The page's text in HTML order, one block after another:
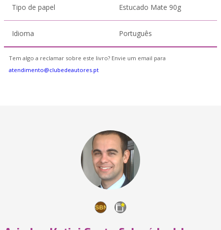
Tipo de papel Estucado Mate 90g
Idioma Português
Tem algo a reclamar sobre este livro? Envie um email para
atendimento@clubedeautores.pt